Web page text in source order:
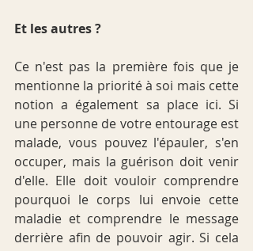
Et les autres ?
Ce n'est pas la première fois que je
mentionne la priorité à soi mais cette
notion a également sa place ici. Si
une personne de votre entourage est
malade, vous pouvez l'épauler, s'en
occuper, mais la guérison doit venir
d'elle. Elle doit vouloir comprendre
pourquoi le corps lui envoie cette
maladie et comprendre le message
derrière afin de pouvoir agir. Si cela